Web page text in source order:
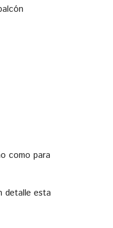
como para
detalle esta